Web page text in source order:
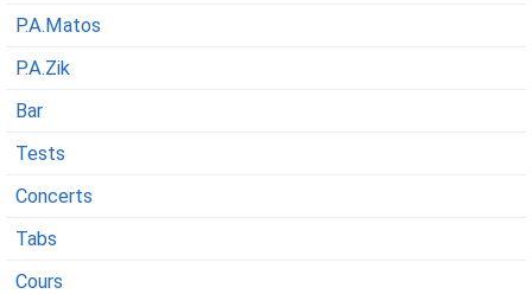
P.A.Matos
P.A.Zik
Bar
Tests
Concerts
Tabs
Cours